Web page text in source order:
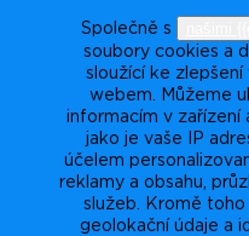
Společně s
soubory cookies a
sloužící ke zlepšení
webem. Můžeme
informacím v zařízení
jako je vaše IP
účelem
reklamy a obsahu,
služeb. Kromě
geolokační údaje a